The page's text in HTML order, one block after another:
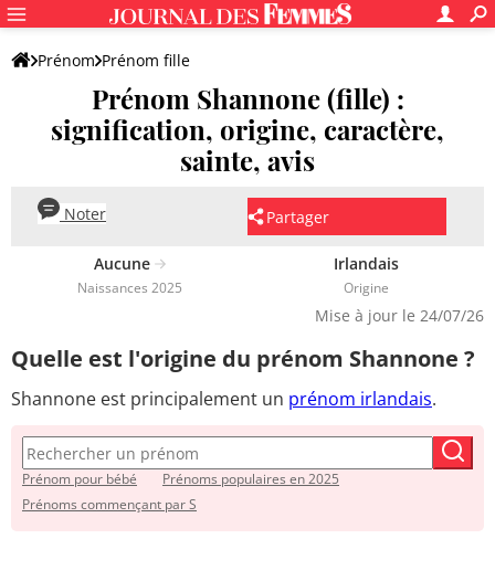
Prénom Prénom fille
Prénom Shannone (fille) :
signification, origine, caractère,
sainte, avis
Partager
Noter
Aucune
Naissances 2025
Irlandais
Origine
Mise à jour le 24/07/26
Quelle est l'origine du prénom Shannone ?
Shannone est principalement un prénom irlandais.
Prénom pour bébé
Prénoms populaires en 2025
Prénoms commençant par S